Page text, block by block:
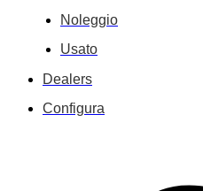
Noleggio
Usato
Dealers
Configura